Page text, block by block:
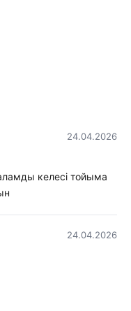
24.04.2026
келесі тойыма
24.04.2026